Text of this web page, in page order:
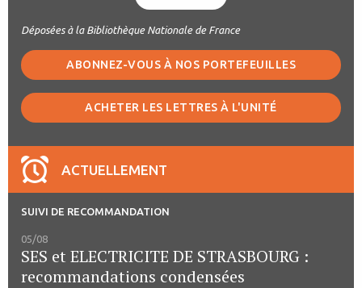
Déposées à la Bibliothèque Nationale de France
ABONNEZ-VOUS À NOS PORTEFEUILLES
ACHETER LES LETTRES À L'UNITÉ
ACTUELLEMENT
SUIVI DE RECOMMANDATION
05/08
SES et ELECTRICITE DE STRASBOURG :
recommandations condensées